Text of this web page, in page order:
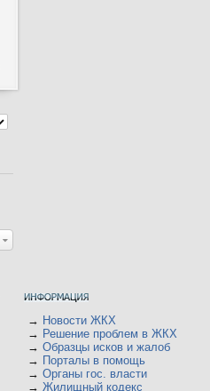
→ Новости ЖКХ
→ Решение проблем в ЖКХ
→ Образцы исков и жалоб
→ Порталы в помощь
→ Органы гос. власти
→ Жилищный кодекс